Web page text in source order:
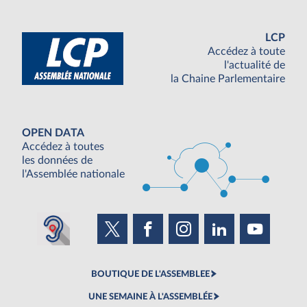
LCP
Accédez à toute
l'actualité de
la Chaine Parlementaire
OPEN DATA
Accédez à toutes
les données de
l'Assemblée nationale
BOUTIQUE DE L'ASSEMBLEE
UNE SEMAINE À L'ASSEMBLÉE